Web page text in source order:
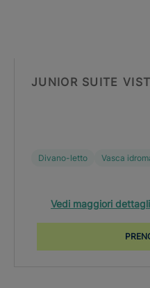
JUNIOR SUITE
Divano-letto Vasca
Vedi maggiori